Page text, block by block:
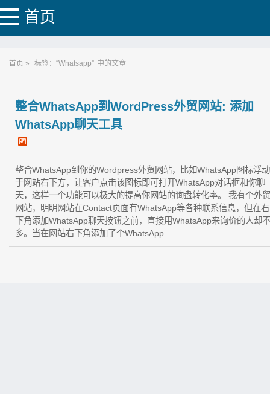
首页
首页 » 标签：“Whatsapp” 中的文章
整合WhatsApp到WordPress外贸网站: 添加
WhatsApp聊天工具
整合WhatsApp到你的Wordpress外贸网站，比如WhatsApp图标浮动
于网站右下方，让客户点击该图标即可打开WhatsApp对话框和你聊
天，这样一个功能可以极大的提高你网站的询盘转化率。 我有个外贸
网站，明明网站在Contact页面有WhatsApp等各种联系信息，但在右
下角添加WhatsApp聊天按钮之前，直接用WhatsApp来询价的人却不
多。当在网站右下角添加了个WhatsApp...